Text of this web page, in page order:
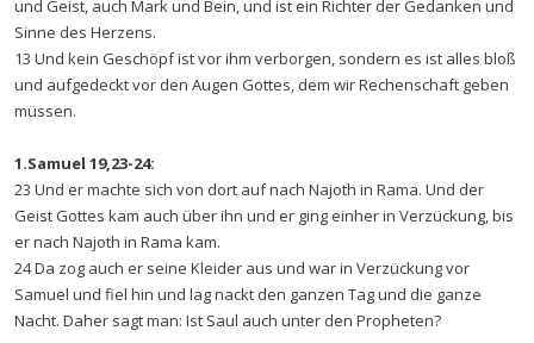
und Geist, auch Mark und Bein, und ist ein Richter der Gedanken und
Sinne des Herzens.
13 Und kein Geschöpf ist vor ihm verborgen, sondern es ist alles bloß
und aufgedeckt vor den Augen Gottes, dem wir Rechenschaft geben
müssen.
1.Samuel 19,23-24:
23 Und er machte sich von dort auf nach Najoth in Rama. Und der
Geist Gottes kam auch über ihn und er ging einher in Verzückung, bis
er nach Najoth in Rama kam.
24 Da zog auch er seine Kleider aus und war in Verzückung vor
Samuel und fiel hin und lag nackt den ganzen Tag und die ganze
Nacht. Daher sagt man: Ist Saul auch unter den Propheten?